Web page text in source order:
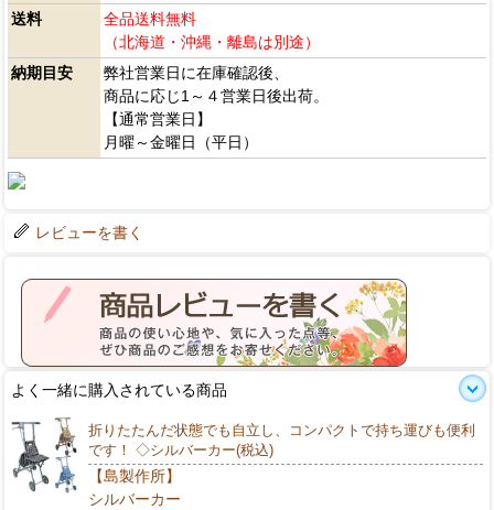
送料
全品送料無料
（北海道・沖縄・離島は別途）
納期目安
弊社営業日に在庫確認後、
商品に応じ1～４営業日後出荷。
【通常営業日】
月曜～金曜日（平日）
レビューを書く
よく一緒に購入されている商品
折りたたんだ状態でも自立し、コンパクトで持ち運びも便利
です！ ◇シルバーカー(税込)
【島製作所】
シルバーカー